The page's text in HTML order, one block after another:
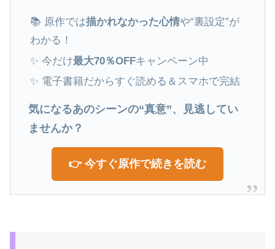
📚 原作では描かれなかった心情や“裏設定”が
わかる！
✨ 今だけ最大70％OFFキャンペーン中
✨ 電子書籍だからすぐ読める＆スマホで完結
気になるあのシーンの“真意”、見逃してい
ませんか？
👉 今すぐ原作で続きを読む